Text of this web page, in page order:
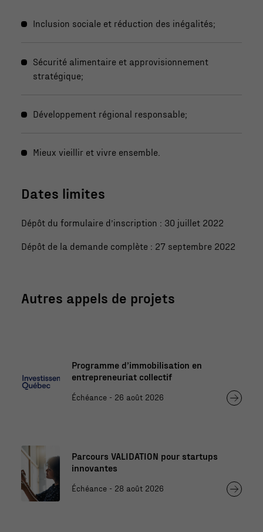
Inclusion sociale et réduction des inégalités;
Sécurité alimentaire et approvisionnement
stratégique;
Développement régional responsable;
Mieux vieillir et vivre ensemble.
Dates limites
Dépôt du formulaire d’inscription : 30 juillet 2022
Dépôt de la demande complète : 27 septembre 2022
Autres appels de projets
Programme d’immobilisation en
entrepreneuriat collectif
Échéance - 26 août 2026
Parcours VALIDATION pour startups
innovantes
Échéance - 28 août 2026